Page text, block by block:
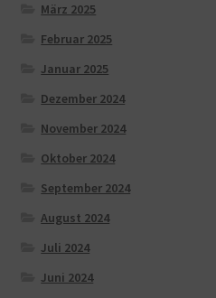
März 2025
Februar 2025
Januar 2025
Dezember 2024
November 2024
Oktober 2024
September 2024
August 2024
Juli 2024
Juni 2024